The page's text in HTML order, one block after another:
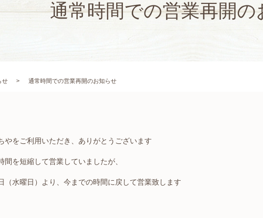
通常時間での営業再開の
せ 通常時間での営業再開のお知らせ
やをご利用いただき、ありがとうございます
間を短縮して営業していましたが、
（水曜日）より、今までの時間に戻して営業致します